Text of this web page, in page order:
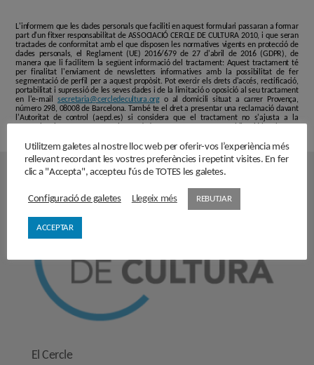
L'informem que les dades personals que faciliti en aquest formulari passaran a formar
part d'un fitxer responsabilitat de ASSOCIACIÓ CERCLE DE CULTURA 2010, i que seran
tractades de conformitat amb el que disposen les normatives vigents en protecció de
dades personals, el Reglament (UE) 2016/679 de 27 d'abril de 2016 (GDPR), de
manera que li facilitem la següent informació del tractament: Aquest tractament té
per finalitat l'enviament de newsletters informatives amb la possibilitat de fer
segmentació de perfil per a aquest propòsit. Pot exercir els drets d'accés, rectificació,
portabilitat i supressió de les seves dades i de la limitació o oposició al seu tractament
en l'e-mail secretaria@cercledecultura.orgo al domicili situat a carrer Provença,
número 298, 08008 de Barcelona. També te el dret a presentar una reclamació davant
l'Autoritat de control (aepd.es) si considera que el tractament no s'ajusta a la
El Cercle
Utilitzem galetes al nostre lloc web per oferir-vos l’experiència més
rellevant recordant les vostres preferències i repetint visites. En fer
clic a "Accepta", accepteu l'ús de TOTES les galetes.
Configuració de galetes Llegeix més REBUTJAR
ACCEPTAR